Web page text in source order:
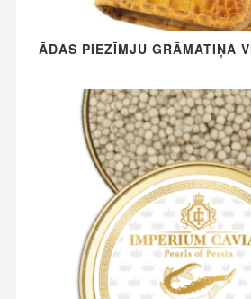
ĀDAS PIEZĪMJU GRĀMATIŅA